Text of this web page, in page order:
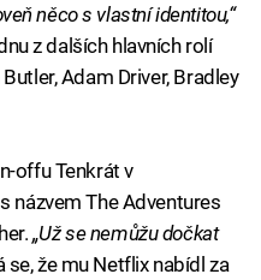
něco s vlastní identitou,“
z dalších hlavních rolí
Adam Driver, Bradley
offu Tenkrát v
názvem The Adventures
„Už se nemůžu dočkat
se, že mu Netflix nabídl za